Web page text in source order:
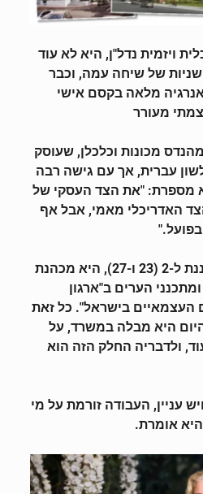
50, אדריכלית ויזמית נדל"ן, היא לא עוד
של שיחה עמה, וכבר
מלאה בקסם אישי
מעורר
מכונות וכלכלן, שעוסק
עברית, אך עם גישה רבה
מספרת: "את הצד העסקי של
האדריכלי מאמי, אבל אף
מלבד היותה אימא מגוננת ל-2 (23 ו-27), היא מכהנת
הערים ב"ארגון
העצמאיים בישראל". כל זאת
היא מבלה במשרד, על
ולדבריה החלק הזה הוא
עניין, העבודה זורמת על מי
היא אומרת.